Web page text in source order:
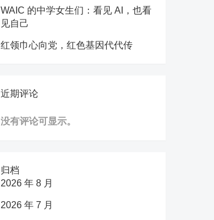
WAIC 的中学女生们：看见 AI，也看
见自己
红领巾心向党，红色基因代代传
近期评论
没有评论可显示。
归档
2026 年 8 月
2026 年 7 月